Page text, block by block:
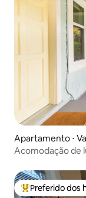
Apartamento ⋅
Acomodação de
Entre os
Preferido dos